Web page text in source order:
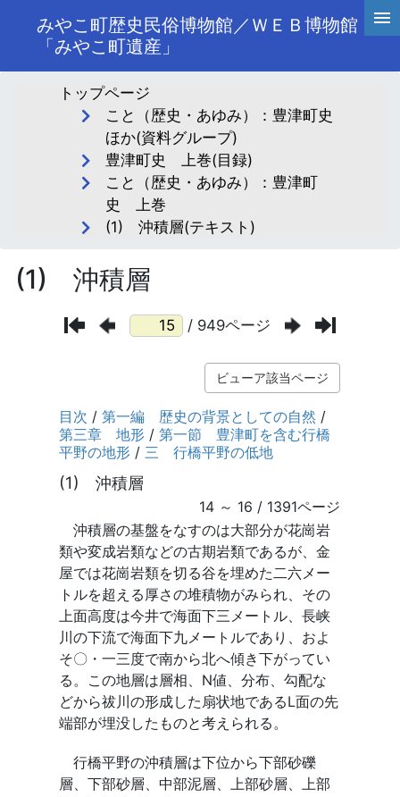
みやこ町歴史民俗博物館／ＷＥＢ博物館
「みやこ町遺産」
トップページ
こと（歴史・あゆみ）：豊津町史
ほか(資料グループ)
豊津町史 上巻(目録)
こと（歴史・あゆみ）：豊津町
史 上巻
(1) 沖積層(テキスト)
(1) 沖積層
/ 949ページ